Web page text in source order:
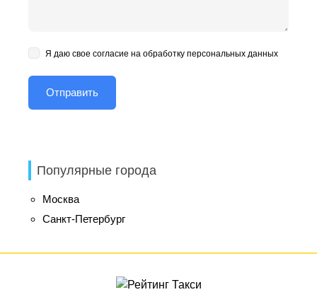
Я даю свое согласие на обработку персональных данных
Популярные города
Москва
Санкт-Петербург